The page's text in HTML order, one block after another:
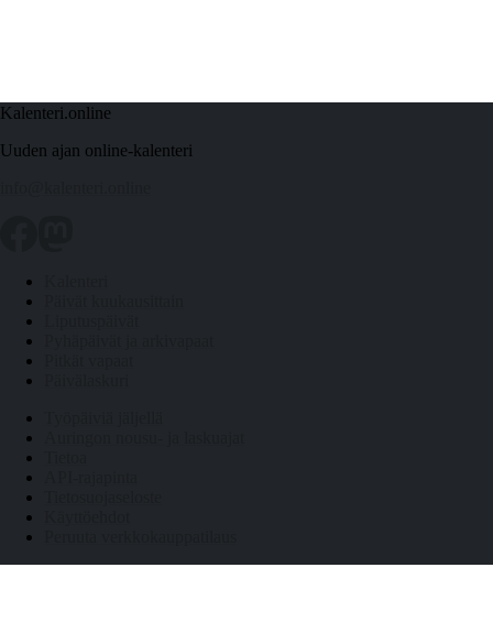
Kalenteri.online
Uuden ajan online-kalenteri